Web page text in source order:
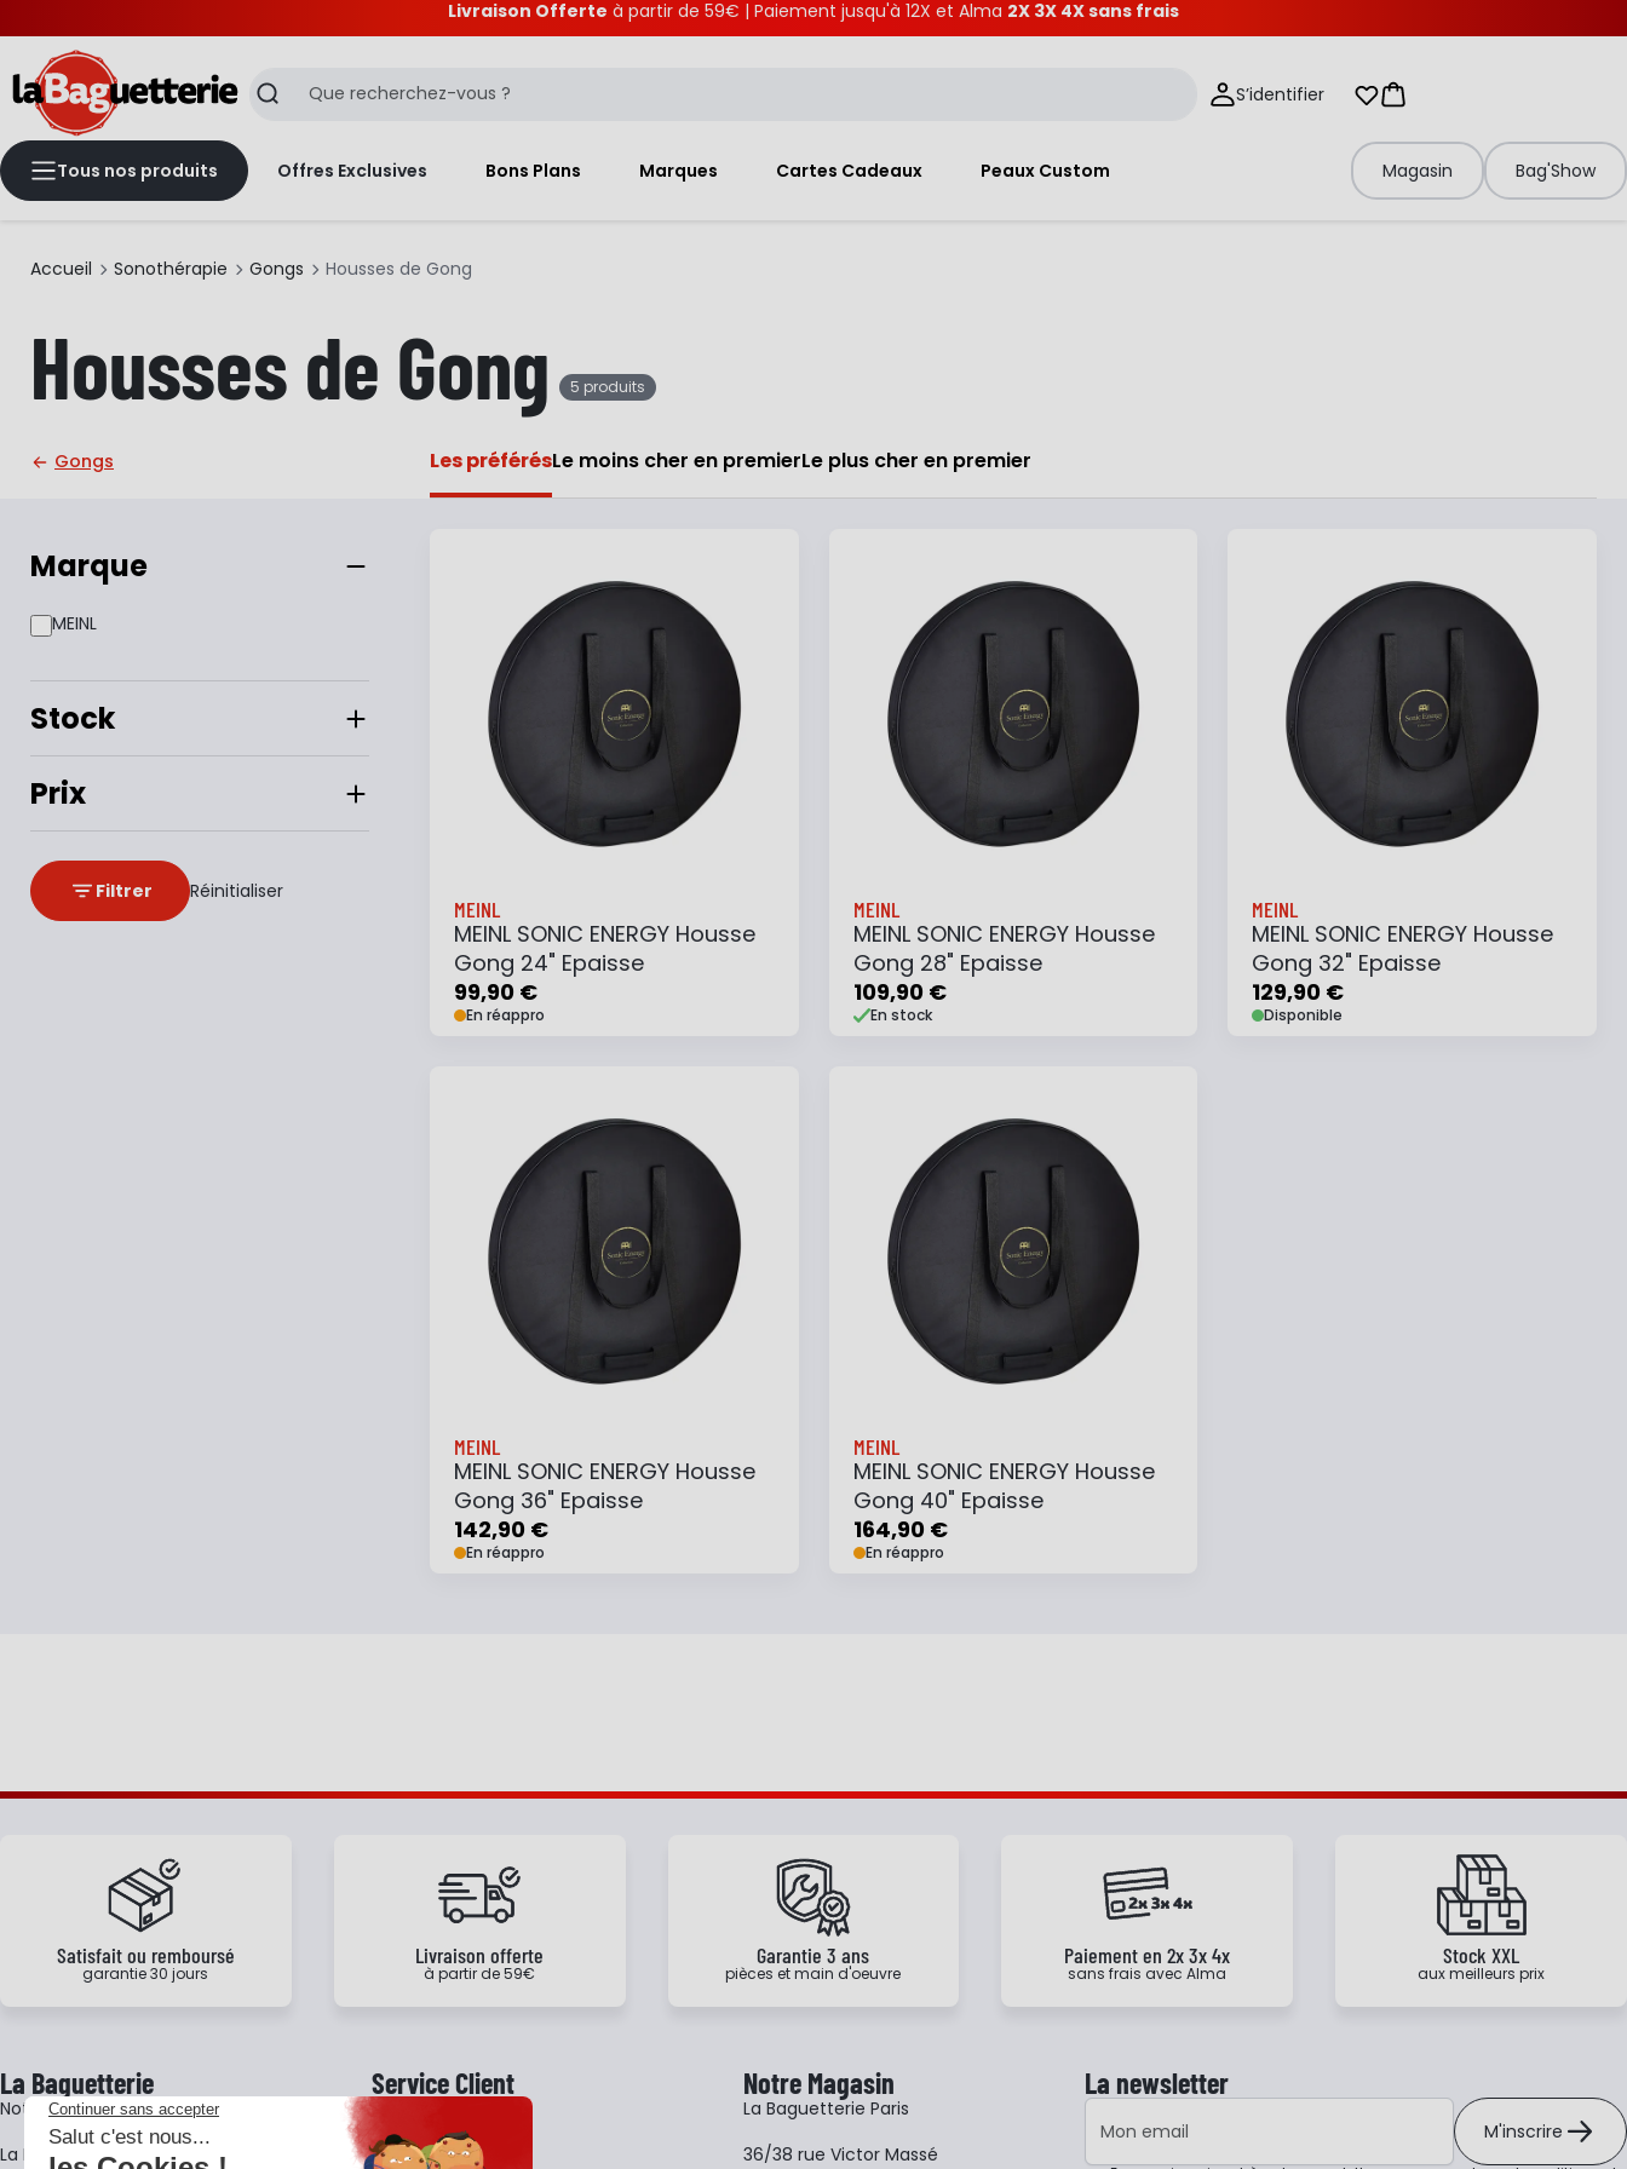
Livraison Offerte à partir de 59€ | Paiement jusqu'à 12X et Alma 2X 3X 4X sans frais
Recherche S’identifier Mes listes d'envies
Panier
Tous nos produits Offres Exclusives Bons Plans Marques Cartes Cadeaux Peaux Custom Magasin Bag'Show
Accueil Sonothérapie Gongs Housses de Gong
Housses de Gong 5 produits
Gongs Les préférésLe moins cher en premierLe plus cher en premier
Marque
MEINL
Stock
Prix
Filtrer Réinitialiser
MEINL
MEINL SONIC ENERGY Housse
Gong 24" Epaisse
99,90 €
En réappro
Ajouter au panier
Ajouter à ma liste
MEINL
MEINL SONIC ENERGY Housse
Gong 28" Epaisse
109,90 €
En stock
Ajouter au panier
Ajouter à ma liste
MEINL
MEINL SONIC ENERGY Housse
Gong 32" Epaisse
129,90 €
Disponible
MEINL
MEINL SONIC ENERGY Housse
Gong 36" Epaisse
142,90 €
En réappro
MEINL
MEINL SONIC ENERGY Housse
Gong 40" Epaisse
164,90 €
En réappro
Satisfait ou remboursé
garantie 30 jours
Livraison offerte
à partir de 59€
Garantie 3 ans
pièces et main d'oeuvre
Paiement en 2x 3x 4x
sans frais avec Alma
Stock XXL
aux meilleurs prix
La Baguetterie
Notre histoire
La BagShow
Service Client
Garantie 3 ans
Notre Magasin
La Baguetterie Paris
36/38 rue Victor Massé
La newsletter
Adresse e-mail
M'inscrire